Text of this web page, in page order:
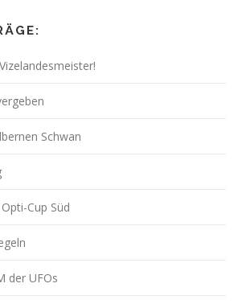
Schwan
Cup Süd
der UFOs